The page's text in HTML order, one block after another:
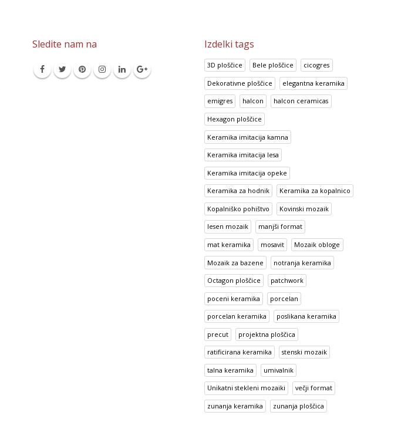
Sledite nam na Izdelki tags
3D ploščice Bele ploščice cicogres
Dekorativne ploščice elegantna keramika
emigres halcon halcon ceramicas
Hexagon ploščice
Keramika imitacija kamna
Keramika imitacija lesa
Keramika imitacija opeke
Keramika za hodnik Keramika za kopalnico
Kopalniško pohištvo Kovinski mozaik
lesen mozaik manjši format
mat keramika mosavit Mozaik obloge
Mozaik za bazene notranja keramika
Octagon ploščice patchwork
poceni keramika porcelan
porcelan keramika poslikana keramika
precut projektna ploščica
ratificirana keramika stenski mozaik
talna keramika umivalnik
Unikatni stekleni mozaiki večji format
zunanja keramika zunanja ploščica